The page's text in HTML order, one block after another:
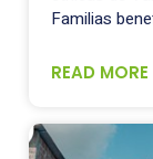
Familias
READ MORE